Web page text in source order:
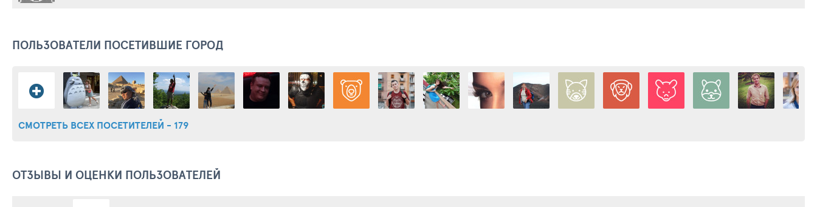
ПОЛЬЗОВАТЕЛИ ПОСЕТИВШИЕ ГОРОД
СМОТРЕТЬ ВСЕХ ПОСЕТИТЕЛЕЙ - 179
ОТЗЫВЫ И ОЦЕНКИ ПОЛЬЗОВАТЕЛЕЙ